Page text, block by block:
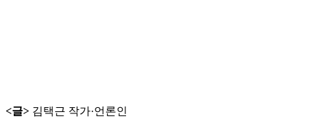
<글> 김택근 작가·언론인